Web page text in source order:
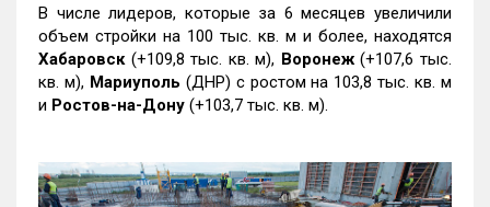
В числе лидеров, которые за 6 месяцев увеличили
объем стройки на 100 тыс. кв. м и более, находятся
Хабаровск (+109,8 тыс. кв. м), Воронеж(+107,6 тыс.
кв. м), Мариуполь (ДНР) с ростом на 103,8 тыс. кв. м
и Ростов-на-Дону (+103,7 тыс. кв. м).